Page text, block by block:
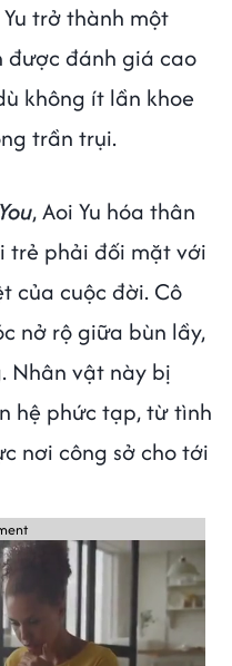
trở thành một
đánh giá cao
không ít lần khoe
trần trụi.
, Aoi Yu hóa thân
trẻ phải đối mặt với
của cuộc đời. Cô
nở rộ giữa bùn lầy,
Nhân vật này bị
hệ phức tạp, từ tình
nơi công sở cho tới